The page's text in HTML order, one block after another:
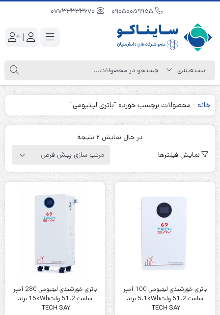
|
خانه - محصولات برچسب خورده "باتری لیتیومی"
در حال نمایش 2 نتیجه
نمایش فیلترها
باتری خورشیدی لیتیومی 100 آمپر
ساعت 51.2 ولت5.1kWh برند
TECH SAY
باتری خورشیدی لیتیومی 280 آمپر
ساعت 51.2 ولت15kWh برند
TECH SAY